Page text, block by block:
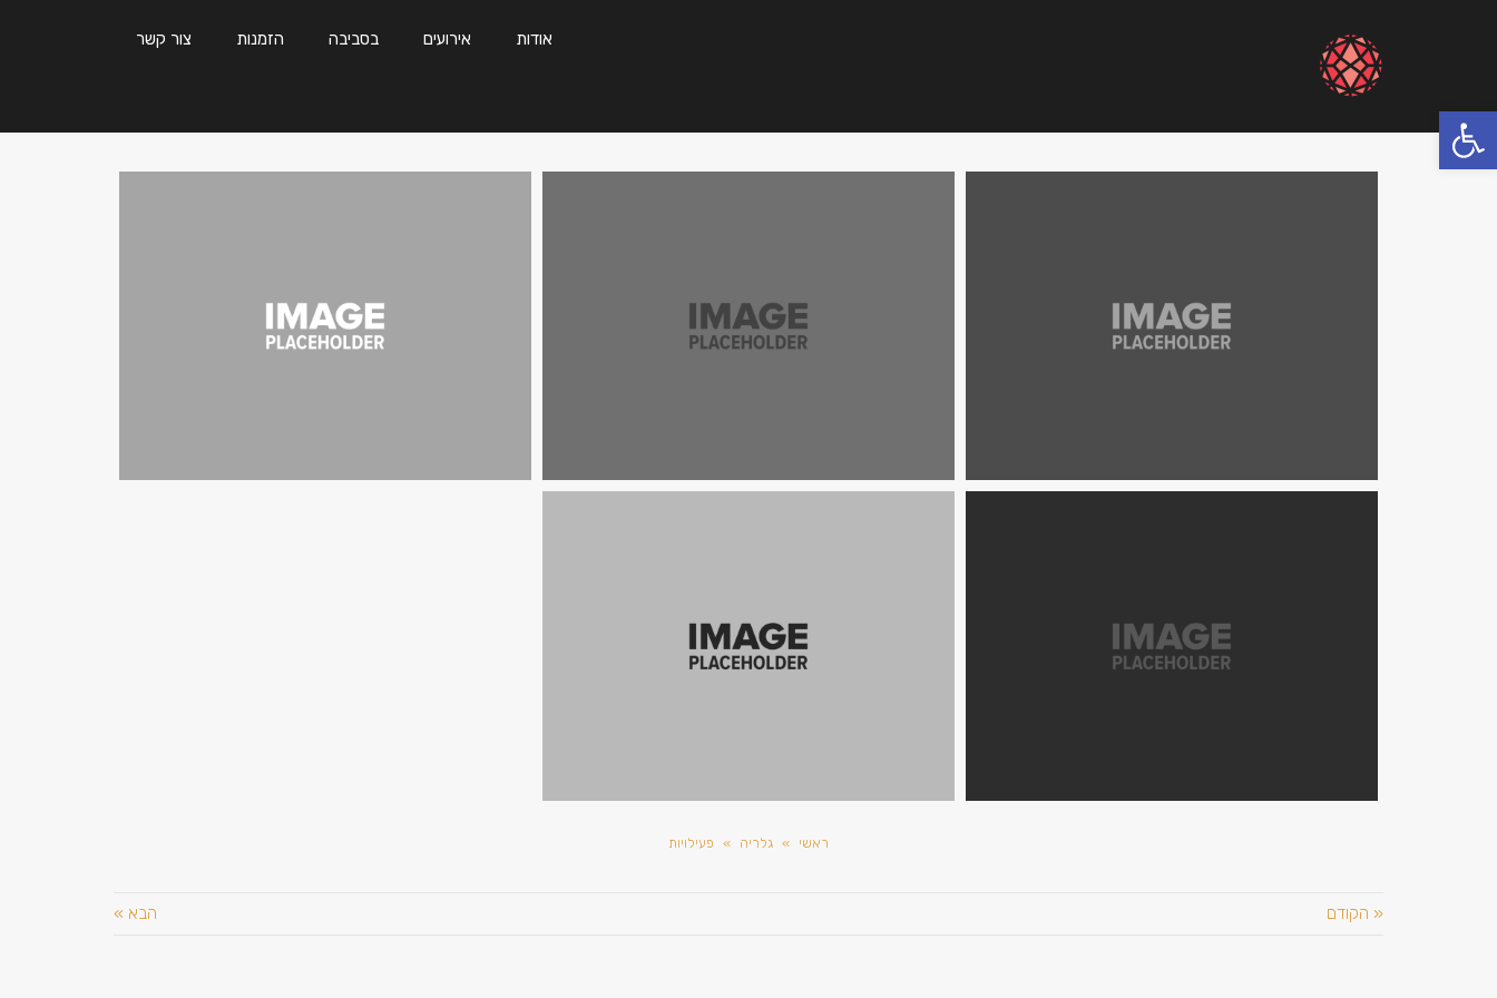
פתח סרגל נגישות
אודות אירועים בסביבה הזמנות צור קשר
ראשי » גלריה » פעילויות
« הקודם הבא »